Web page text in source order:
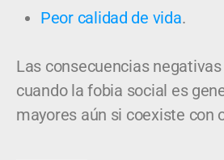
Peor calidad de vida.
Las consecuencias
cuando la fobia social es
mayores aún si coexiste con